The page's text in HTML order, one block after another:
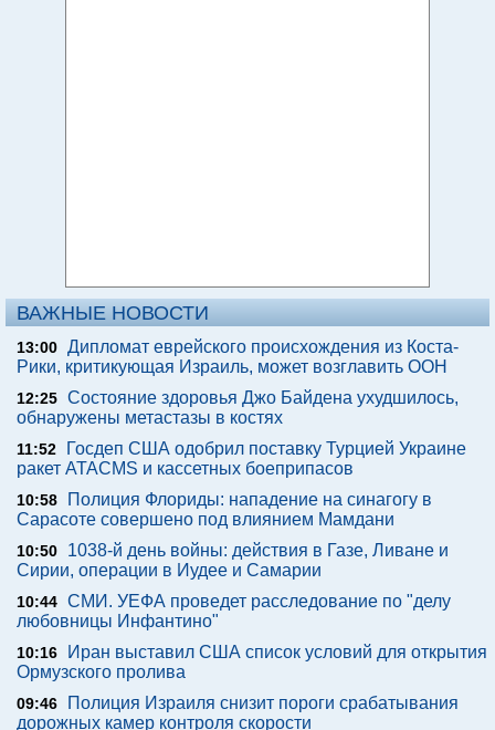
ВАЖНЫЕ НОВОСТИ
13:00 Дипломат еврейского происхождения из Коста-
Рики, критикующая Израиль, может возглавить ООН
12:25 Состояние здоровья Джо Байдена ухудшилось,
обнаружены метастазы в костях
11:52
Госдеп США одобрил поставку Турцией Украине
ракет ATACMS и кассетных боеприпасов
10:58
Полиция Флориды: нападение на синагогу в
Сарасоте совершено под влиянием Мамдани
10:50
1038-й день войны: действия в Газе, Ливане и
Сирии, операции в Иудее и Самарии
10:44 СМИ. УЕФА проведет расследование по "делу
любовницы Инфантино"
10:16
Иран выставил США список условий для открытия
Ормузского пролива
09:46
Полиция Израиля снизит пороги срабатывания
дорожных камер контроля скорости